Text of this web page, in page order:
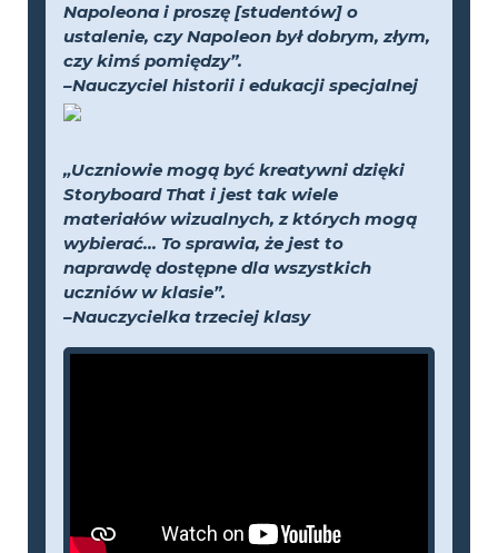
Napoleona i proszę [studentów] o
ustalenie, czy Napoleon był dobrym, złym,
czy kimś pomiędzy”.
–Nauczyciel historii i edukacji specjalnej
„Uczniowie mogą być kreatywni dzięki
Storyboard That i jest tak wiele
materiałów wizualnych, z których mogą
wybierać... To sprawia, że jest to
naprawdę dostępne dla wszystkich
uczniów w klasie”.
–Nauczycielka trzeciej klasy